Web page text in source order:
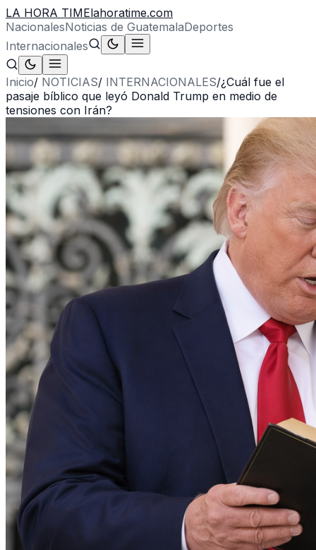
LA HORA TIMElahoratime.com
NacionalesNoticias de GuatemalaDeportes
Internacionales
Inicio/ NOTICIAS/ INTERNACIONALES/¿Cuál fue el
pasaje bíblico que leyó Donald Trump en medio de
tensiones con Irán?